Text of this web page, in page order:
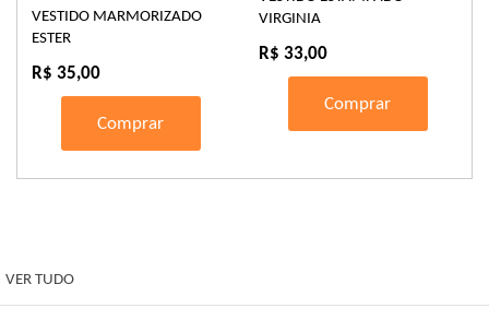
VESTIDO MARMORIZADO
ESTER
R$ 35,00
Comprar
VIRGINIA
R$ 33,00
Comprar
VER TUDO